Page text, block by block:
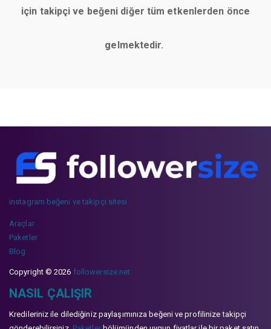
için takipçi ve beğeni diğer tüm etkenlerden önce
gelmektedir.
instagram beğeni ve takipçi sitesi
Araçlar
Paketler
Blog
Copyright © 2026 followersize.net
NASIL ÇALIŞIR
Kredileriniz ile dilediğiniz paylaşımınıza beğeni ve profilinize takipçi